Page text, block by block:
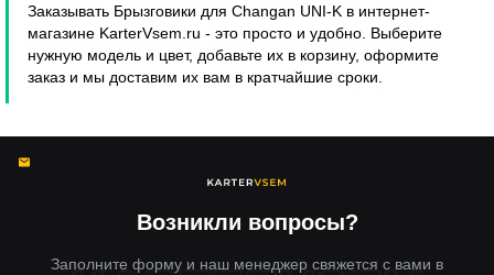
Заказывать Брызговики для Changan UNI-K в интернет-
магазине KarterVsem.ru - это просто и удобно. Выберите
нужную модель и цвет, добавьте их в корзину, оформите
заказ и мы доставим их вам в кратчайшие сроки.
Возникли вопросы?
Заполните форму и наш менеджер свяжется с вами в